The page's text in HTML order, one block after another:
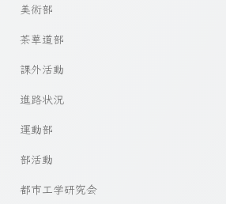
美術部
茶華道部
課外活動
進路状況
運動部
部活動
都市工学研究会